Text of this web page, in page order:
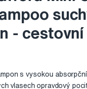
- cestovní
s vysokou
vlasech opravdový